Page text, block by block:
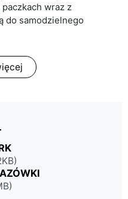
wraz z
do samodzielnego